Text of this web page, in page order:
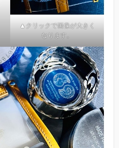
▲クリックで画像が大きく
なります。